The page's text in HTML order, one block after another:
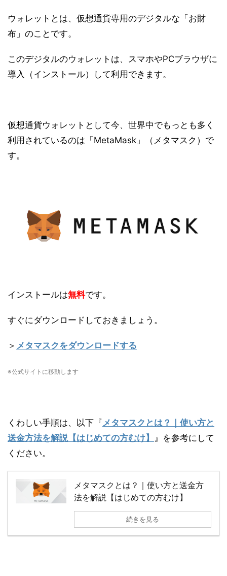
ウォレットとは、仮想通貨専用のデジタルな「お財
布」のことです。
このデジタルのウォレットは、スマホやPCブラウザに
導入（インストール）して利用できます。
仮想通貨ウォレットとして今、世界中でもっとも多く
利用されているのは「MetaMask」（メタマスク）で
す。
インストールは無料です。
すぐにダウンロードしておきましょう。
＞ メタマスクをダウンロードする
※公式サイトに移動します
くわしい手順は、以下『 メタマスクとは？｜使い方と
送金方法を解説【はじめての方むけ】
』を参考にして
ください。
メタマスクとは？｜使い方と送金方
法を解説【はじめての方むけ】
続きを見る